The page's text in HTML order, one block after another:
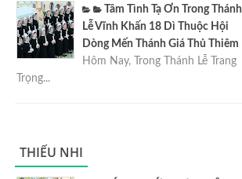
Tâm Tình Tạ Ơn Trong Thánh
Lễ Vĩnh Khấn 18 Dì Thuộc Hội
Dòng Mến Thánh Giá Thủ Thiêm
Hôm Nay, Trong Thánh Lễ Trang
Trọng...
THIẾU NHI